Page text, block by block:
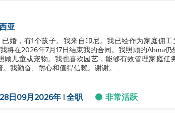
亚
婚，有1个孩子。我来自印尼。我已经作为家庭佣
将在2026年7月17日结束我的合同。我照顾的Ahma
顾儿童或宠物。我也喜欢园艺，能够有效管理家庭任
我勤奋、耐心和值得信赖。谢谢。...
日09月2026年 | 全职 非常活跃